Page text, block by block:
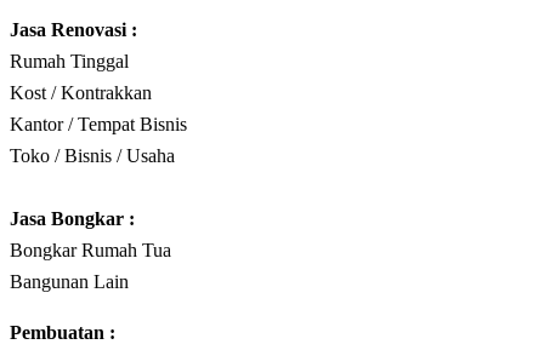
Jasa Renovasi :
Rumah Tinggal
Kost / Kontrakkan
Kantor / Tempat Bisnis
Toko / Bisnis / Usaha
Jasa Bongkar :
Bongkar Rumah Tua
Bangunan Lain
Pembuatan :